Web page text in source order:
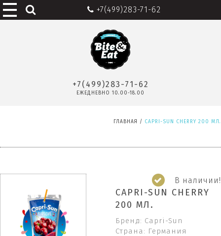
+7(499)283-71-62
ЕЖЕДНЕВНО 10.00-18.00
ГЛАВНАЯ / CAPRI-SUN CHERRY 200 МЛ.
В наличии!
CAPRI-SUN CHERRY
200 МЛ.
Бренд: Capri-Sun
Страна: Германия
+7(499)283-71-62